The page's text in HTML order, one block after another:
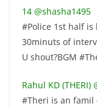
14 ‏@shasha1495
#Police 1st half
30minuts of
U shout?BGM
#Theri is an